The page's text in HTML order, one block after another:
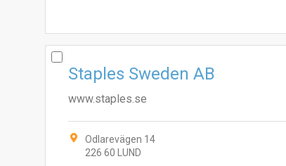
Staples Sweden AB
www.staples.se
Odlarevägen 14
226 60 LUND